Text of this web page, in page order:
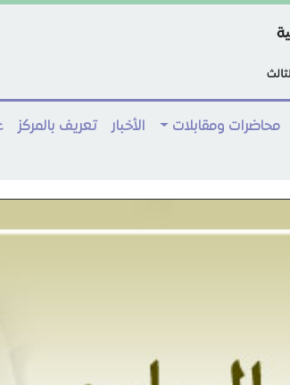
محاضرات ومقابلات الأخبار تعريف بالمركز